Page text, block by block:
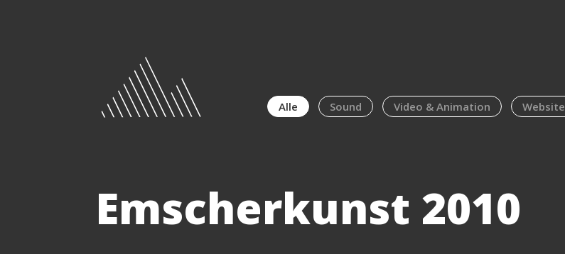
Alle Sound Video & Animation Website
Emscherkunst 2010